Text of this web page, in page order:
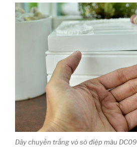
Dây chuyền trắng vỏ sò điệp màu DC09